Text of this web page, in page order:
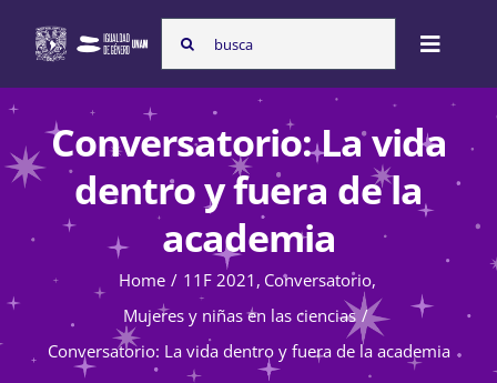
content
Search
for:
Toggle
Inicio
Nosotras
Programas
Conversatorio: La vida
dentro y fuera de la
academia
Home 11F 2021 Conversatorio
Mujeres y niñas en las ciencias
Conversatorio: La vida dentro y fuera de la academia